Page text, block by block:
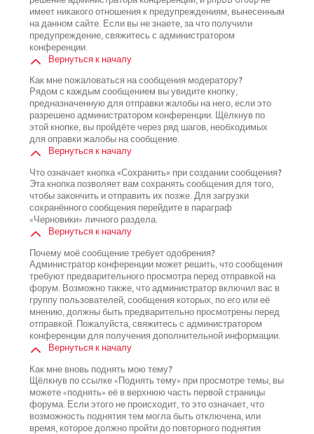
имеет никакого отношения к предупреждениям, вынесенным
на данном сайте. Если вы не знаете, за что получили
предупреждение, свяжитесь с администратором
конференции.
Вернуться к началу
Как мне пожаловаться на сообщения модератору?
Рядом с каждым сообщением вы увидите кнопку,
предназначенную для отправки жалобы на него, если это
разрешено администратором конференции. Щёлкнув по
этой кнопке, вы пройдёте через ряд шагов, необходимых
для оправки жалобы на сообщение.
Вернуться к началу
Что означает кнопка «Сохранить» при создании сообщения?
Эта кнопка позволяет вам сохранять сообщения для того,
чтобы закончить и отправить их позже. Для загрузки
сохранённого сообщения перейдите в параграф
«Черновики» личного раздела.
Вернуться к началу
Почему моё сообщение требует одобрения?
Администратор конференции может решить, что сообщения
требуют предварительного просмотра перед отправкой на
форум. Возможно также, что администратор включил вас в
группу пользователей, сообщения которых, по его или её
мнению, должны быть предварительно просмотрены перед
отправкой. Пожалуйста, свяжитесь с администратором
конференции для получения дополнительной информации.
Вернуться к началу
Как мне вновь поднять мою тему?
Щёлкнув по ссылке «Поднять тему» при просмотре темы, вы
можете «поднять» её в верхнюю часть первой страницы
форума. Если этого не происходит, то это означает, что
возможность поднятия тем могла быть отключена, или
время, которое должно пройти до повторного поднятия